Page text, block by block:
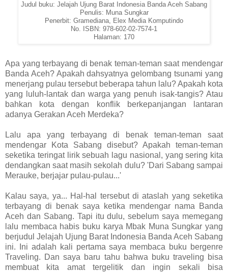
Judul buku: Jelajah Ujung Barat Indonesia Banda Aceh Sabang
Penulis: Muna Sungkar
Penerbit: Gramediana, Elex Media Komputindo
No. ISBN: 978-602-02-7574-1
Halaman: 170
Apa yang terbayang di benak teman-teman saat mendengar
Banda Aceh? Apakah dahsyatnya gelombang tsunami yang
menerjang pulau tersebut beberapa tahun lalu? Apakah kota
yang luluh-lantak dan warga yang penuh isak-tangis? Atau
bahkan kota dengan konflik berkepanjangan lantaran
adanya Gerakan Aceh Merdeka?
Lalu apa yang terbayang di benak teman-teman saat
mendengar Kota Sabang disebut? Apakah teman-teman
seketika teringat lirik sebuah lagu nasional, yang sering kita
dendangkan saat masih sekolah dulu? 'Dari Sabang sampai
Merauke, berjajar pulau-pulau...'
Kalau saya, ya... Hal-hal tersebut di ataslah yang seketika
terbayang di benak saya ketika mendengar nama Banda
Aceh dan Sabang. Tapi itu dulu, sebelum saya memegang
lalu membaca habis buku karya Mbak Muna Sungkar yang
berjudul Jelajah Ujung Barat Indonesia Banda Aceh Sabang
ini. Ini adalah kali pertama saya membaca buku bergenre
Traveling. Dan saya baru tahu bahwa buku traveling bisa
membuat kita amat tergelitik dan ingin sekali bisa